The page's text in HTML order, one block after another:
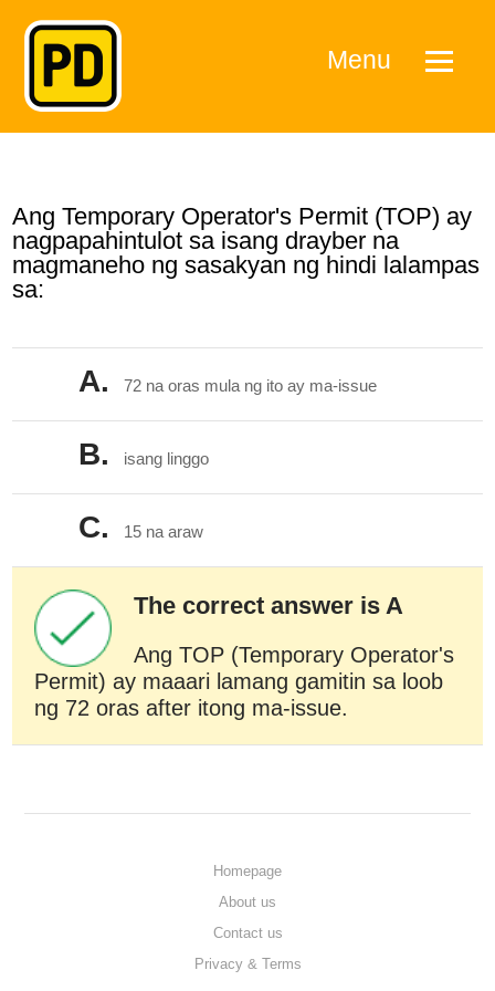
Menu
Ang Temporary Operator's Permit (TOP) ay
nagpapahintulot sa isang drayber na
magmaneho ng sasakyan ng hindi lalampas
sa:
A. 72 na oras mula ng ito ay ma-issue
B. isang linggo
C. 15 na araw
The correct answer is A
Ang TOP (Temporary Operator's
Permit) ay maaari lamang gamitin sa loob
ng 72 oras after itong ma-issue.
Homepage
About us
Contact us
Privacy & Terms